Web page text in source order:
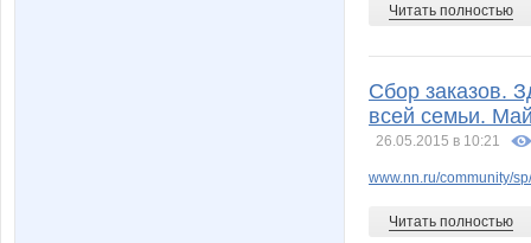
Читать полностью
Сбор заказов.
всей семьи.
26.05.2015 в 10:21
www.nn.ru/community/
Читать полностью